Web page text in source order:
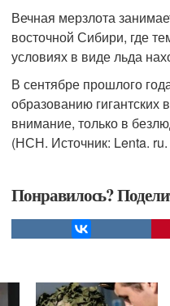
Вечная мерзлота
восточной Сибири, где
условиях в виде льда
В сентябре прошлого
образованию гигантских
внимание, только в
(НСН. Источник: Lenta. ru.
Понравилось?